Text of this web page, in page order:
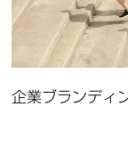
企業ブランディ